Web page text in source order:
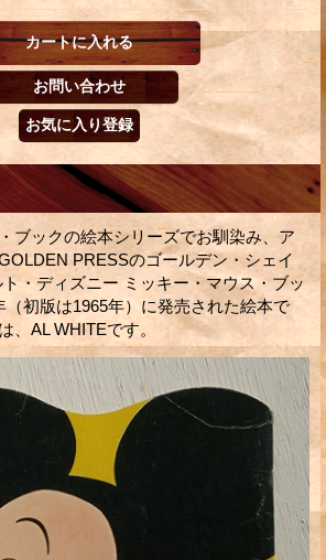
ブックの絵本シリーズでお馴染み、ア
PRESSのゴールデン・シェイ
・ディズニー ミッキー・マウス・ブッ
（初版は1965年）に発売された絵本で
、AL WHITEです。